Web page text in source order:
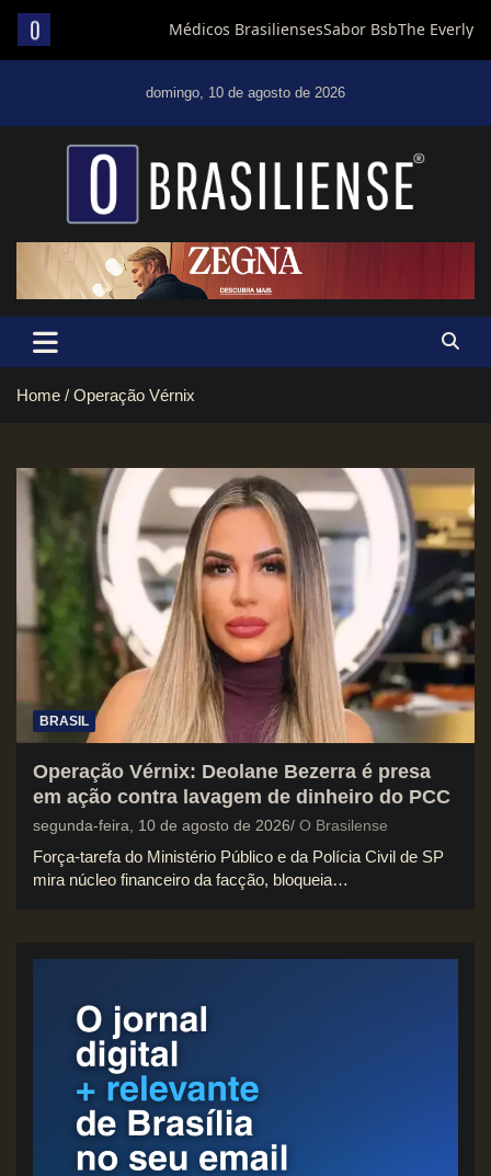
domingo, 10 de agosto de 2026
Um diário de notícias que trabalha por Brasília
Home Operação Vérnix
BRASIL
Operação Vérnix: Deolane Bezerra é presa
em ação contra lavagem de dinheiro do PCC
segunda-feira, 10 de agosto de 2026 O Brasilense
Força-tarefa do Ministério Público e da Polícia Civil de SP
mira núcleo financeiro da facção, bloqueia…